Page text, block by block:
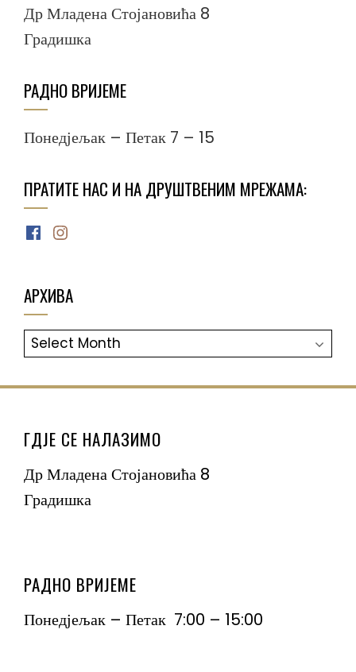
Др Младена Стојановића 8
Градишка
РАДНО ВРИЈЕМЕ
Понедјељак – Петак 7 – 15
ПРАТИТЕ НАС И НА ДРУШТВЕНИМ МРЕЖАМА:
Facebook
Instagram
АРХИВА
АРХИВА
ГДЈЕ СЕ НАЛАЗИМО
Др Младена Стојановића 8
Градишка
РАДНО ВРИЈЕМЕ
Понедјељак – Петак 7:00 – 15:00